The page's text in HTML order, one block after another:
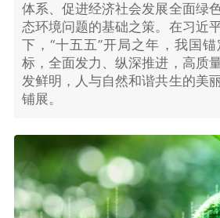
体系、促进经济社会发展全面绿
态环境问题的基础之策。在习近
下，“十五五”开局之年，我国
标，全面发力、纵深推进，高质
发鲜明，人与自然和谐共生的美
铺展。